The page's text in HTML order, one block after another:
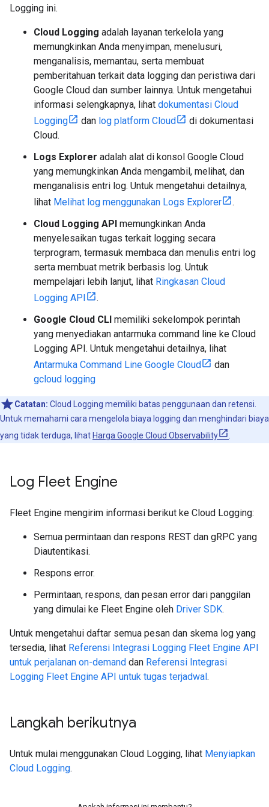
Logging ini.
Cloud Logging adalah layanan terkelola yang
memungkinkan Anda menyimpan, menelusuri,
menganalisis, memantau, serta membuat
pemberitahuan terkait data logging dan peristiwa dari
Google Cloud dan sumber lainnya. Untuk mengetahui
informasi selengkapnya, lihat dokumentasi Cloud
Logging
dan log platform Cloud
di dokumentasi
Cloud.
Logs Explorer adalah alat di konsol Google Cloud
yang memungkinkan Anda mengambil, melihat, dan
menganalisis entri log. Untuk mengetahui detailnya,
lihat Melihat log menggunakan Logs Explorer
.
Cloud Logging API memungkinkan Anda
menyelesaikan tugas terkait logging secara
terprogram, termasuk membaca dan menulis entri log
serta membuat metrik berbasis log. Untuk
mempelajari lebih lanjut, lihat Ringkasan Cloud
Logging API
.
Google Cloud CLI memiliki sekelompok perintah
yang menyediakan antarmuka command line ke Cloud
Logging API. Untuk mengetahui detailnya, lihat
Antarmuka Command Line Google Cloud
dan
gcloud logging
Catatan: Cloud Logging memiliki batas penggunaan dan retensi.
Untuk memahami cara mengelola biaya logging dan menghindari biaya
yang tidak terduga, lihat Harga Google Cloud Observability
Log Fleet Engine
Fleet Engine mengirim informasi berikut ke Cloud Logging:
Semua permintaan dan respons REST dan gRPC yang
Diautentikasi.
Respons error.
Permintaan, respons, dan pesan error dari panggilan
yang dimulai ke Fleet Engine oleh Driver SDK.
Untuk mengetahui daftar semua pesan dan skema log yang
tersedia, lihat Referensi Integrasi Logging Fleet Engine API
untuk perjalanan on-demand dan Referensi Integrasi
Logging Fleet Engine API untuk tugas terjadwal.
Langkah berikutnya
Untuk mulai menggunakan Cloud Logging, lihat Menyiapkan
Cloud Logging.